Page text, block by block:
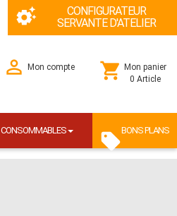
CONFIGURATEUR
SERVANTE D'ATELIER
Mon compte
Mon panier
0 Article
CONSOMMABLES BONS PLANS